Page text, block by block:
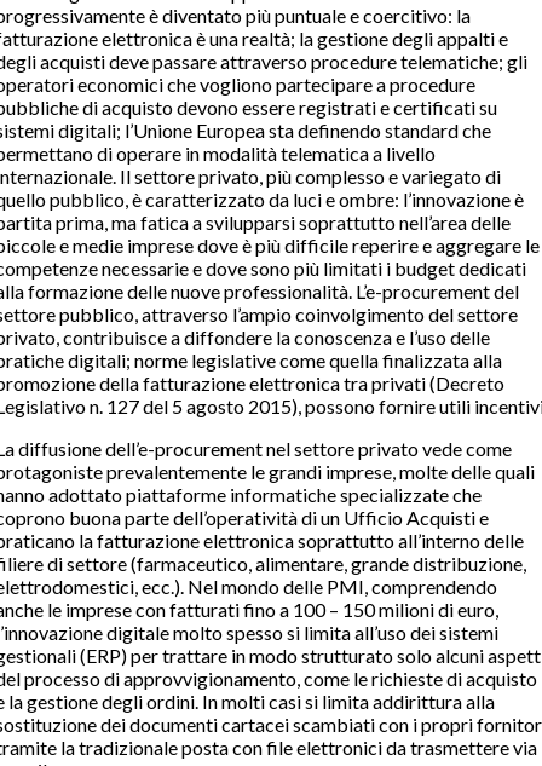
è diventato più puntuale e coercitivo: la
elettronica è una realtà; la gestione degli appalti e
acquisti deve passare attraverso procedure telematiche; gli
economici che vogliono partecipare a procedure
di acquisto devono essere registrati e certificati su
digitali; l’Unione Europea sta definendo standard che
di operare in modalità telematica a livello
Il settore privato, più complesso e variegato di
pubblico, è caratterizzato da luci e ombre: l’innovazione è
prima, ma fatica a svilupparsi soprattutto nell’area delle
e medie imprese dove è più difficile reperire e aggregare le
necessarie e dove sono più limitati i budget dedicati
formazione delle nuove professionalità. L’e-procurement del
pubblico, attraverso l’ampio coinvolgimento del settore
contribuisce a diffondere la conoscenza e l’uso delle
digitali; norme legislative come quella finalizzata alla
della fatturazione elettronica tra privati (Decreto
n. 127 del 5 agosto 2015), possono fornire utili
diffusione dell’e-procurement nel settore privato vede come
prevalentemente le grandi imprese, molte delle quali
adottato piattaforme informatiche specializzate che
buona parte dell’operatività di un Ufficio Acquisti e
la fatturazione elettronica soprattutto all’interno delle
di settore (farmaceutico, alimentare, grande distribuzione,
ecc.). Nel mondo delle PMI, comprendendo
le imprese con fatturati fino a 100 – 150 milioni di euro,
digitale molto spesso si limita all’uso dei sistemi
(ERP) per trattare in modo strutturato solo alcuni
processo di approvvigionamento, come le richieste di acquisto
la gestione degli ordini. In molti casi si limita addirittura alla
dei documenti cartacei scambiati con i propri
la tradizionale posta con file elettronici da trasmettere via